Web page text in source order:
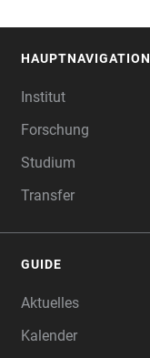
HAUPTNAVIGATION
Institut
Forschung
Studium
Transfer
GUIDE
Aktuelles
Kalender